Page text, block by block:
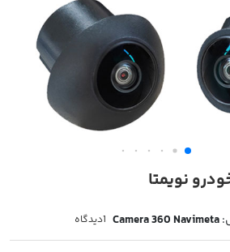
Camera 360 Navimeta
1دیدگاه